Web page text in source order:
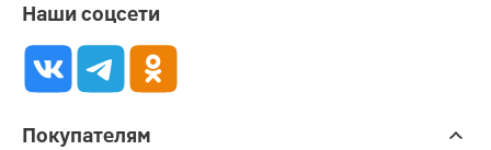
Наши соцсети
Покупателям